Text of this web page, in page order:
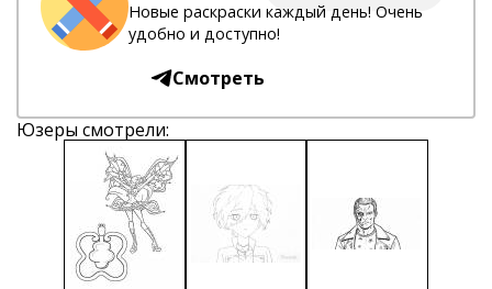
Новые раскраски каждый день! Очень
удобно и доступно!
Смотреть
Юзеры смотрели: